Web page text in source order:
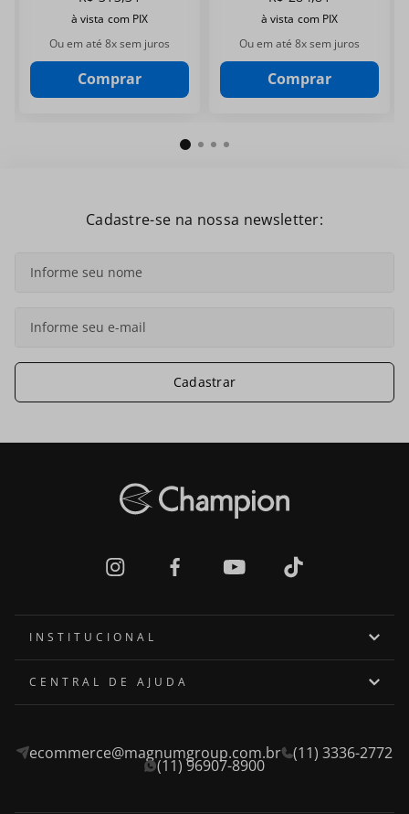
à vista com PIX
Ou em até 8x sem juros
Comprar
à vista com PIX
Ou em até 8x sem juros
Comprar
Cadastre-se na nossa newsletter:
Cadastrar
INSTITUCIONAL
Quem somos
Privacidade e Segurança
CENTRAL DE AJUDA
Fale Conosco
ecommerce@magnumgroup.com.br (11) 3336-2772
(11) 96907-8900